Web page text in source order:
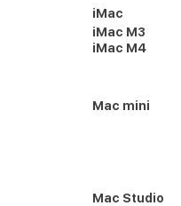
iMac
iMac M3
iMac M4
Mac mini
Mac Studio